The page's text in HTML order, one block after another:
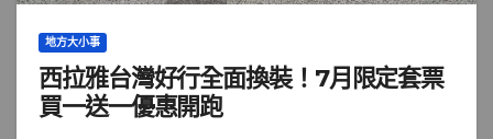
地方大小事
西拉雅台灣好行全面換裝！7月限定套票
買一送一優惠開跑